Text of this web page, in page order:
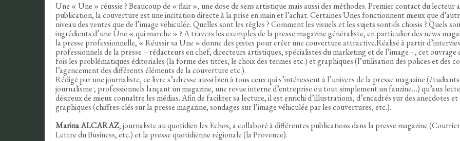
Une « Une » réussie ? Beaucoup de « flair », une dose de sens artistique mais aussi des méthodes. Premier contact du lecteur
publication, la couverture est une incitation directe à la prise en main et l’achat. Certaines Unes fonctionnent mieux que
niveau des ventes que de l’image véhiculée. Quelles sont les règles ? Comment les visuels et les sujets sont-ils choisis ? Quels
ingrédients d’une Une « qui marche » ? A travers les exemples de la presse magazine généraliste, en particulier des news
la presse professionnelle, « Réussir sa Une » donne des pistes pour créer une couverture attractive.Réalisé à partir
professionnels de la presse – rédacteurs en chef, directeurs artistiques, spécialistes du marketing et de l’image –, cet ouvrage
fois les problématiques éditoriales (la forme des titres, le choix des termes etc.) et graphiques (l’utilisation des polices et des
l’agencement des différents éléments de la couverture etc.).
Rédigé par une journaliste, ce livre s’adresse aussi bien à tous ceux qui s’intéressent à l’univers de la presse magazine
journalisme ; professionnels lançant un magazine, une revue interne d’entreprise ou tout simplement un fanzine…) qu’aux
désireux de mieux connaître les médias. Afin de faciliter sa lecture, il est enrichi d’illustrations, d’encadrés sur des anecdotes et
graphiques (chiffres-clés sur la presse magazine, sondages sur l’image véhiculée par les couvertures, etc.).
Marina ALCARAZ, journaliste au quotidien les Echos, a collaboré à différentes publications dans la presse magazine
Lettre du Business, etc.) et la presse quotidienne régionale (la Provence).